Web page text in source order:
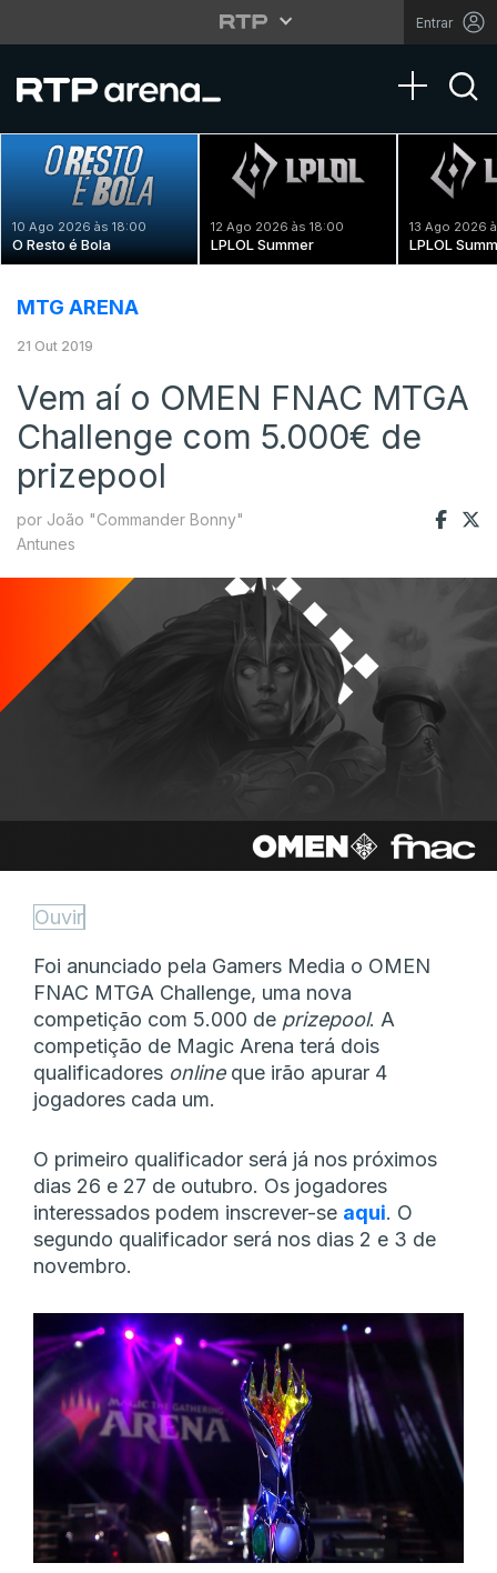
Entrar
Toggle
10 Ago 2026 às 18:00
O Resto é Bola
12 Ago 2026 às 18:00
LPLOL Summer
13 Ago 2026
LPLOL
MTG ARENA
21 Out 2019
Vem aí o OMEN FNAC MTGA
Challenge com 5.000€ de
prizepool
por João "Commander Bonny"
Antunes
Ouvir
Foi anunciado pela Gamers Media o OMEN
FNAC MTGA Challenge, uma nova
competição com 5.000 de prizepool. A
competição de Magic Arena terá dois
qualificadores online que irão apurar 4
jogadores cada um.
O primeiro qualificador será já nos próximos
dias 26 e 27 de outubro. Os jogadores
interessados podem inscrever-se aqui. O
segundo qualificador será nos dias 2 e 3 de
novembro.